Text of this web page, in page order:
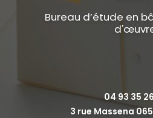
Bureau d’étude en
04 93 35
3 rue Massena